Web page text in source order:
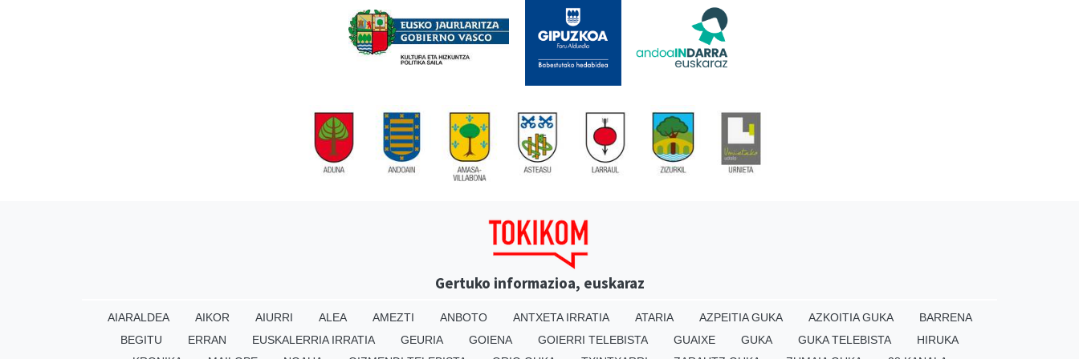
Gertuko informazioa, euskaraz
AIARALDEA AIKOR AIURRI ALEA AMEZTI ANBOTO ANTXETA IRRATIA ATARIA AZPEITIA GUKA AZKOITIA GUKA
BARRENA
BEGITU
ERRAN EUSKALERRIA IRRATIA GEURIA GOIENA GOIERRI TELEBISTA GUAIXE GUKA GUKA TELEBISTA
HIRUKA